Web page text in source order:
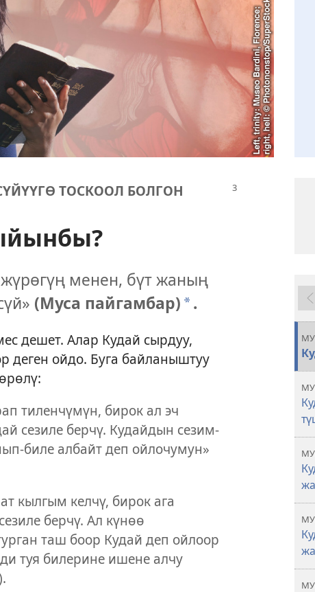
ТОСКООЛ БОЛГОН
менен, бүт жаның
(Муса пайгамбар) * .
дешет. Алар Кудай сырдуу,
деген ойдо. Буга байланыштуу
тиленчүмүн, бирок ал эч
сезиле берчү. Кудайдын сезим-
биле албайт деп ойлочумун»
кылгым келчү, бирок ага
берчү. Ал күнөө
таш боор Кудай деп ойлоор
туя билерине ишене алчу